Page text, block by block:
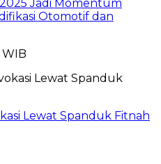
Jadi Momentum
Otomotif dan
WIB
Lewat Spanduk Fitnah